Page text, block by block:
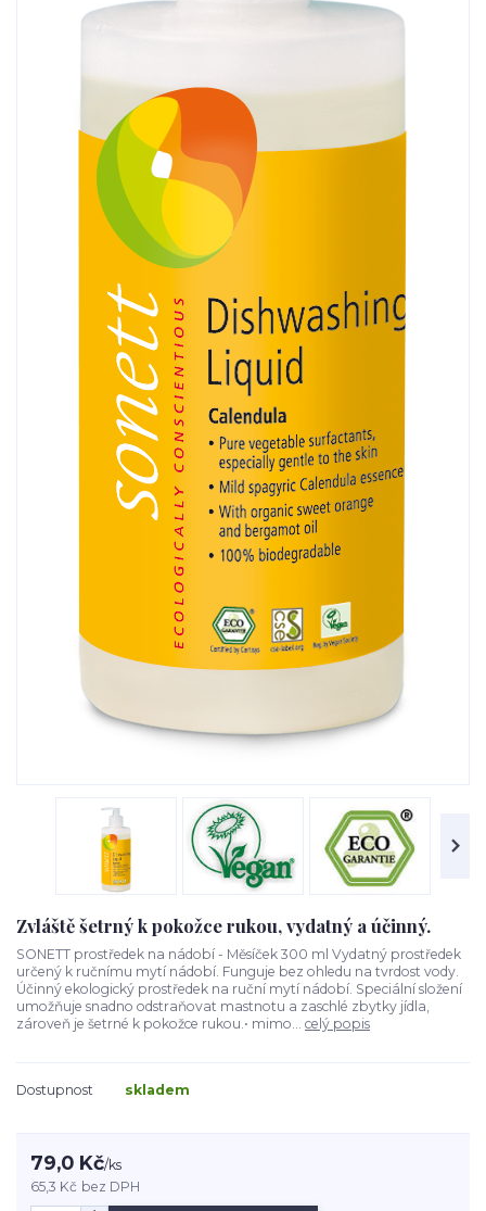
Zvláště šetrný k pokožce rukou, vydatný a účinný.
SONETT prostředek na nádobí - Měsíček 300 ml Vydatný prostředek
určený k ručnímu mytí nádobí. Funguje bez ohledu na tvrdost vody.
Účinný ekologický prostředek na ruční mytí nádobí. Speciální složení
umožňuje snadno odstraňovat mastnotu a zaschlé zbytky jídla,
zároveň je šetrné k pokožce rukou.• mimo... celý popis
Dostupnost skladem
79,0 Kč/ks
65,3 Kč bez DPH